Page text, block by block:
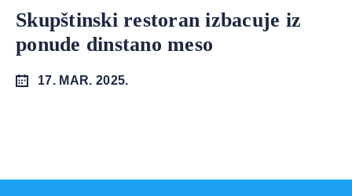
Skupštinski restoran izbacuje iz
ponude dinstano meso
17. MAR. 2025.